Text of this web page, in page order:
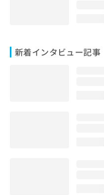
新着インタビュー記事